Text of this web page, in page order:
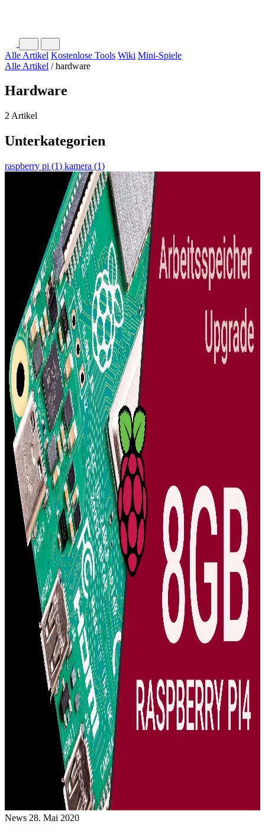
Alle Artikel Kostenlose Tools Wiki Mini-Spiele
Alle Artikel / hardware
Hardware
2 Artikel
Unterkategorien
raspberry pi (1) kamera (1)
News 28. Mai 2020